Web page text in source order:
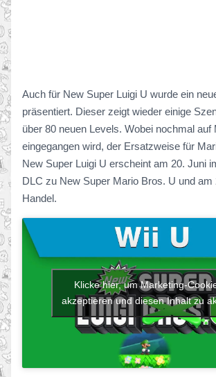
Auch für New Super Luigi U wurde ein
präsentiert. Dieser zeigt wieder einige
über 80 neuen Levels. Wobei nochmal auf
eingegangen wird, der Ersatzweise für
New Super Luigi U erscheint am 20. Juni
DLC zu New Super Mario Bros. U und am
Handel.
Klicke hier, um Marketing-
akzeptieren und diesen Inhalt zu